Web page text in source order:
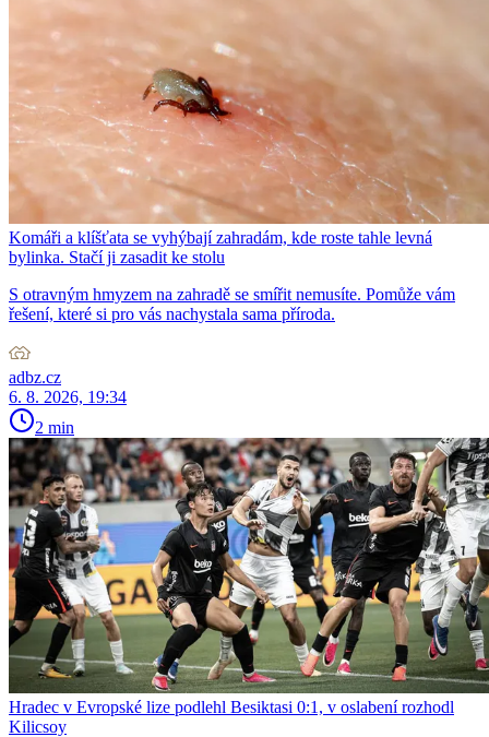
Komáři a klíšťata se vyhýbají zahradám, kde roste tahle levná
bylinka. Stačí ji zasadit ke stolu
S otravným hmyzem na zahradě se smířit nemusíte. Pomůže vám
řešení, které si pro vás nachystala sama příroda.
adbz.cz
6. 8. 2026, 19:34
2 min
Hradec v Evropské lize podlehl Besiktasi 0:1, v oslabení rozhodl
Kilicsoy